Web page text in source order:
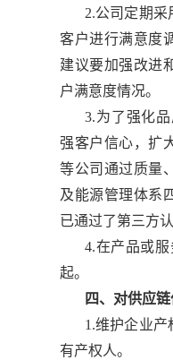
2.公司定期采
客户进行满意度
建议要加强改进
户满意度情况。
3.为了强化
强客户信心，扩
等公司通过质量
及能源管理体系
已通过了第三方认
4.在产品或
起。
四、对供应
1.维护企业产
有产权人。